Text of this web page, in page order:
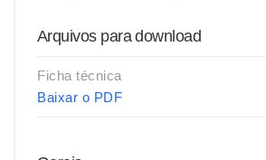
Arquivos para download
Ficha técnica
Baixar o PDF